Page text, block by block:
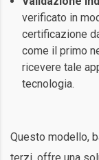
verificato in
certificazione
come il primo
ricevere tale
tecnologia.
Questo modello,